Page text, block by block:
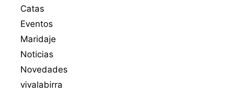
Catas
Eventos
Maridaje
Noticias
Novedades
vivalabirra